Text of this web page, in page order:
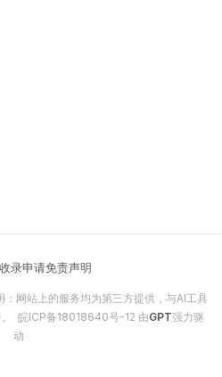
收录申请免责声明
：网站上的服务均为第三方提供，与AI工具
皖ICP备18018640号-12 由GPT强力驱
动